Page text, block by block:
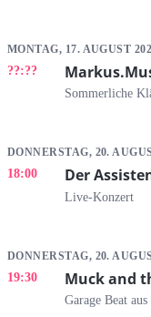
MONTAG, 17. AUGUST
??:??
Sommerliche
DONNERSTAG, 20.
18:00 Der
Live-Konzert
DONNERSTAG, 20.
19:30 Muck and
Garage Beat